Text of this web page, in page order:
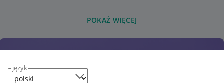
język
POKAŻ WIĘCEJ